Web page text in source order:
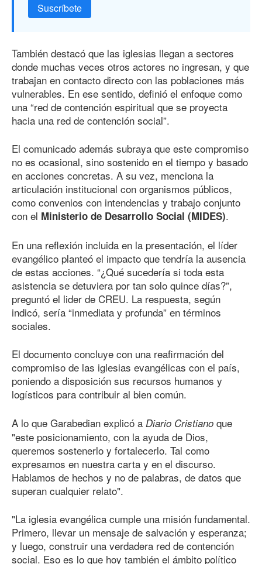
Suscríbete
También destacó que las iglesias llegan a sectores
donde muchas veces otros actores no ingresan, y que
trabajan en contacto directo con las poblaciones más
vulnerables. En ese sentido, definió el enfoque como
una “red de contención espiritual que se proyecta
hacia una red de contención social”.
El comunicado además subraya que este compromiso
no es ocasional, sino sostenido en el tiempo y basado
en acciones concretas. A su vez, menciona la
articulación institucional con organismos públicos,
como convenios con intendencias y trabajo conjunto
con el Ministerio de Desarrollo Social (MIDES).
En una reflexión incluida en la presentación, el líder
evangélico planteó el impacto que tendría la ausencia
de estas acciones. “¿Qué sucedería si toda esta
asistencia se detuviera por tan solo quince días?”,
preguntó el lider de CREU. La respuesta, según
indicó, sería “inmediata y profunda” en términos
sociales.
El documento concluye con una reafirmación del
compromiso de las iglesias evangélicas con el país,
poniendo a disposición sus recursos humanos y
logísticos para contribuir al bien común.
A lo que Garabedian explicó a Diario Cristiano que
"este posicionamiento, con la ayuda de Dios,
queremos sostenerlo y fortalecerlo. Tal como
expresamos en nuestra carta y en el discurso.
Hablamos de hechos y no de palabras, de datos que
superan cualquier relato".
"La iglesia evangélica cumple una misión fundamental.
Primero, llevar un mensaje de salvación y esperanza;
y luego, construir una verdadera red de contención
social. Eso es lo que hoy también el ámbito político